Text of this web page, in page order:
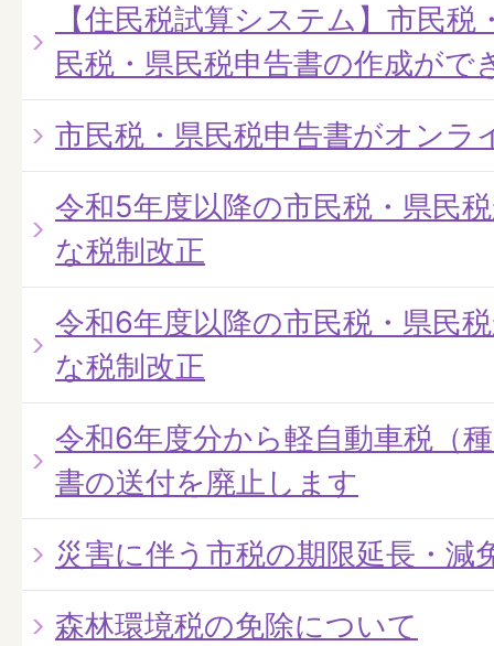
【住民税試算システム】市民
民税・県民税申告書の作成がで
市民税・県民税申告書がオンラ
令和5年度以降の市民税・県民
な税制改正
令和6年度以降の市民税・県民
な税制改正
令和6年度分から軽自動車税（
書の送付を廃止します
災害に伴う市税の期限延長・減
森林環境税の免除について